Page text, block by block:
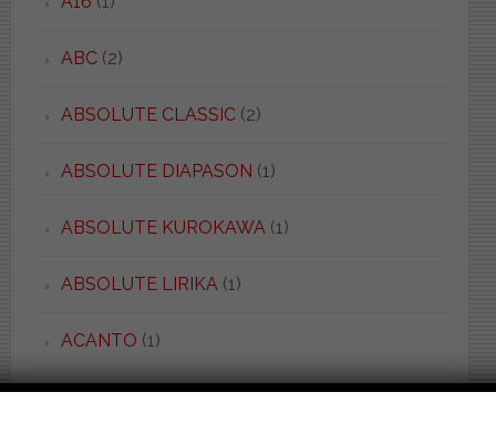
ABC(2)
ABSOLUTE CLASSIC(2)
ABSOLUTE DIAPASON (1)
ABSOLUTE KUROKAWA (1)
ABSOLUTE LIRIKA (1)
ACANTO (1)
ACQUA(1)